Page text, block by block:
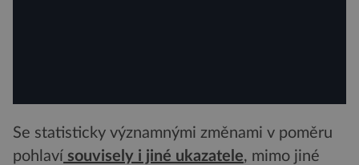
Se statisticky významnými změnami v poměru
pohlaví souvisely i jiné ukazatele, mimo jiné